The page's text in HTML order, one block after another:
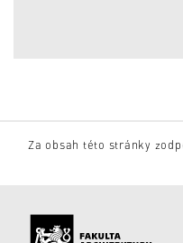
Za obsah této stránky